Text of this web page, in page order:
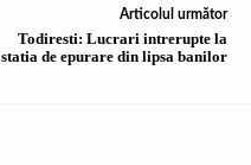
Articolul următor
Todiresti: Lucrari intrerupte la
statia de epurare din lipsa banilor